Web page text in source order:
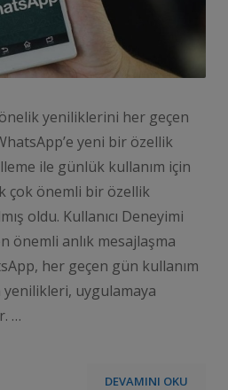
yeniliklerini her geçen
yeni bir özellik
ile günlük kullanım için
çok önemli bir özellik
oldu. Kullanıcı Deneyimi
önemli anlık mesajlaşma
her geçen gün kullanım
uygulamaya
…
DEVAMINI OKU